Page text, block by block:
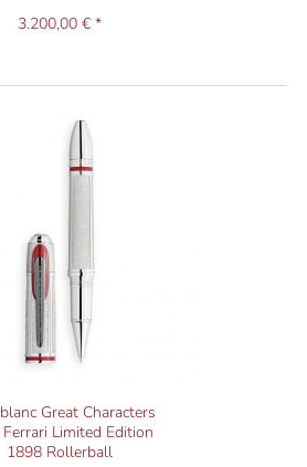
3.200,00 € *
Great Characters
Ferrari Limited Edition
1898 Rollerball